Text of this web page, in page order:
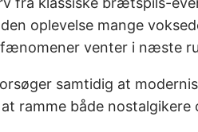
oplevelse mange
venter i næste
samtidig at
ramme både